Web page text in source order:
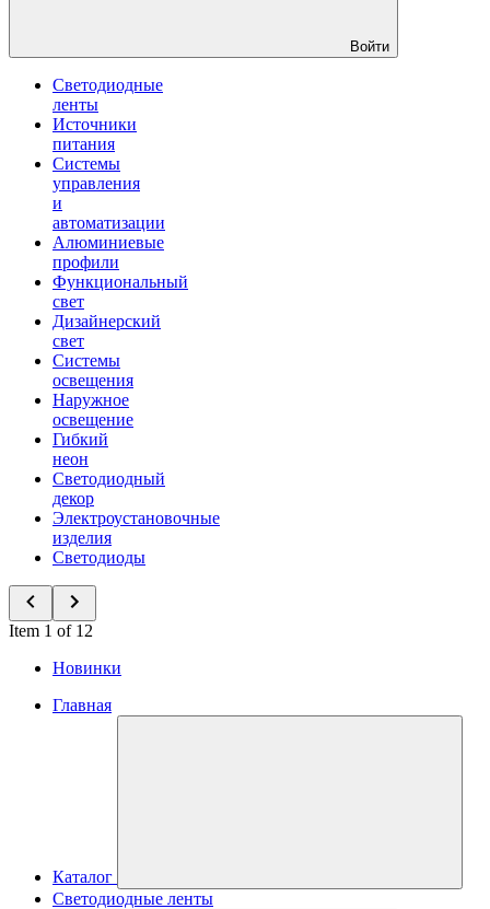
Войти
Светодиодные
ленты
Источники
питания
Системы
управления
и
автоматизации
Алюминиевые
профили
Функциональный
свет
Дизайнерский
свет
Системы
освещения
Наружное
освещение
Гибкий
неон
Светодиодный
декор
Электроустановочные
изделия
Светодиоды
Item 1 of 12
Новинки
Главная
Каталог
Светодиодные ленты